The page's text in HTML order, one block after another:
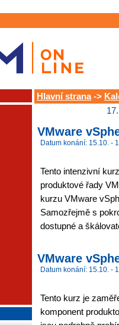
Hlavní strana->
VMware
Datum konání: 15.10. -
Tento intenzivní
produktové řady
kurzu VMware
Samozřejmě s
dostupné a
VMware
Datum konání: 15.10. -
Tento kurz je
komponent